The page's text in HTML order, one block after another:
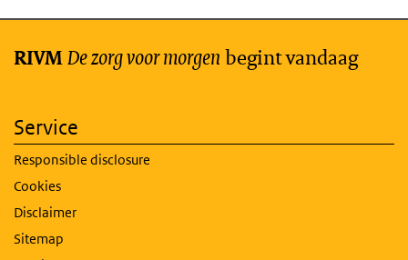
RIVMDe zorg voor morgen begint vandaag
Service
Responsible disclosure
Cookies
Disclaimer
Sitemap